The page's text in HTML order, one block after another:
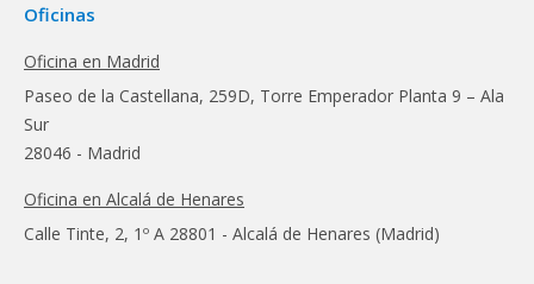
Oficinas
Oficina en Madrid
Paseo de la Castellana, 259D, Torre Emperador Planta 9 – Ala
Sur
28046 - Madrid
Oficina en Alcalá de Henares
Calle Tinte, 2, 1º A 28801 - Alcalá de Henares (Madrid)